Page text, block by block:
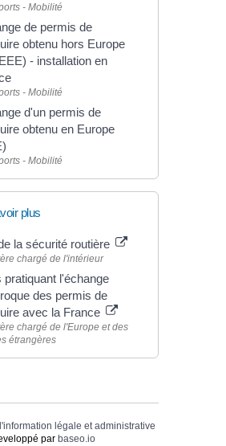
- Mobilité
de permis de
obtenu hors Europe
- installation en
- Mobilité
d'un permis de
obtenu en Europe
- Mobilité
plus
la sécurité routière
chargé de l'intérieur
pratiquant l'échange
des permis de
avec la France
chargé de l'Europe et des
étrangères
légale et administrative
par baseo.io